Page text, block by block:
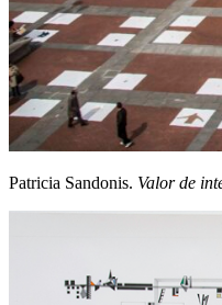
Patricia Sandonis. Valor de